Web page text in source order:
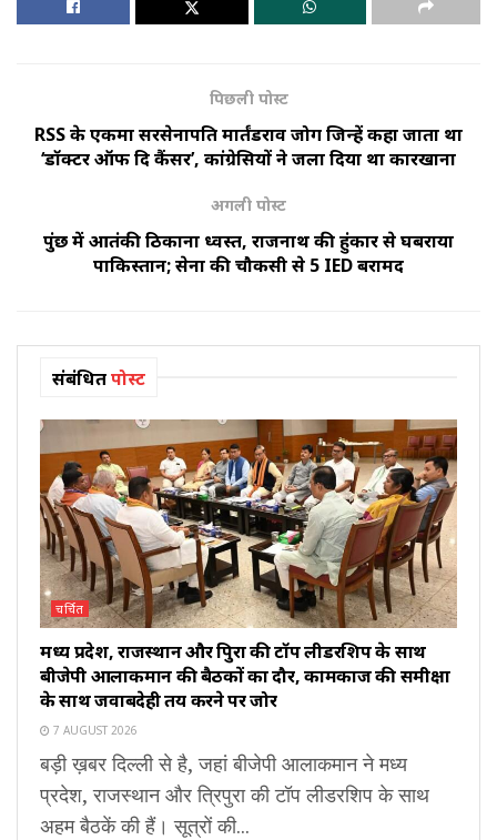
पिछली पोस्ट
RSS के एकमात्र सरसेनापति मार्तंडराव जोग जिन्हें कहा जाता था
‘डॉक्टर ऑफ दि कैंसर’, कांग्रेसियों ने जला दिया था कारखाना
अगली पोस्ट
पुंछ में आतंकी ठिकाना ध्वस्त, राजनाथ की हुंकार से घबराया
पाकिस्तान; सेना की चौकसी से 5 IED बरामद
संबंधितपोस्ट
चर्चित
मध्य प्रदेश, राजस्थान और त्रिपुरा की टॉप लीडरशिप के साथ
बीजेपी आलाकमान की बैठकों का दौर, कामकाज की समीक्षा
के साथ जवाबदेही तय करने पर जोर
7 AUGUST 2026
बड़ी ख़बर दिल्ली से है, जहां बीजेपी आलाकमान ने मध्य
प्रदेश, राजस्थान और त्रिपुरा की टॉप लीडरशिप के साथ
अहम बैठकें की हैं। सूत्रों की...